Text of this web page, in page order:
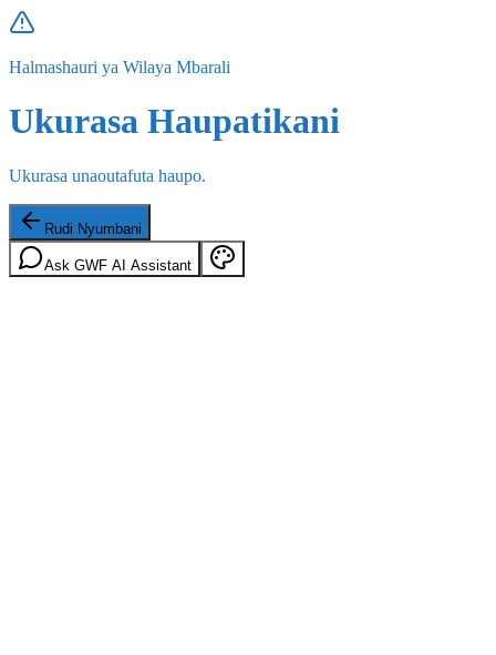
Halmashauri ya Wilaya Mbarali
Ukurasa Haupatikani
Ukurasa unaoutafuta haupo.
Rudi Nyumbani
Ask GWF AI Assistant